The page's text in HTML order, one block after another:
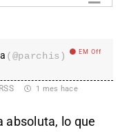
(@parchis) EM Off
1 mes hace
absoluta, lo que